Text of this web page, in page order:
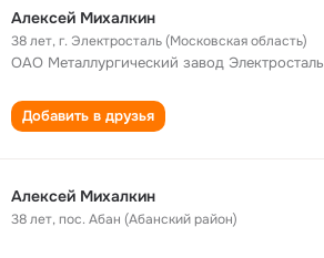
Алексей Михалкин
38 лет,г. Электросталь (Московская область)
ОАО Металлургический завод Электросталь
Добавить в друзья
Алексей Михалкин
38 лет,пос. Абан (Абанский район)